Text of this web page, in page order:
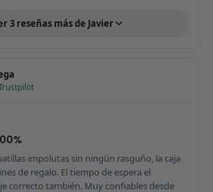
3 reseñas más de Javier
impolutas sin ningún rasguño, la caja
de regalo. El tiempo de espera el
correcto también. Muy confiables desde